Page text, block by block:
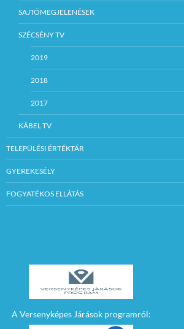
SAJTÓMEGJELENÉSEK
SZÉCSÉNY TV
2019
2018
2017
KÁBEL TV
TELEPÜLÉSI ÉRTÉKTÁR
GYEREKESÉLY
FOGYATÉKOS ELLÁTÁS
A Versenyképes Járások programról: